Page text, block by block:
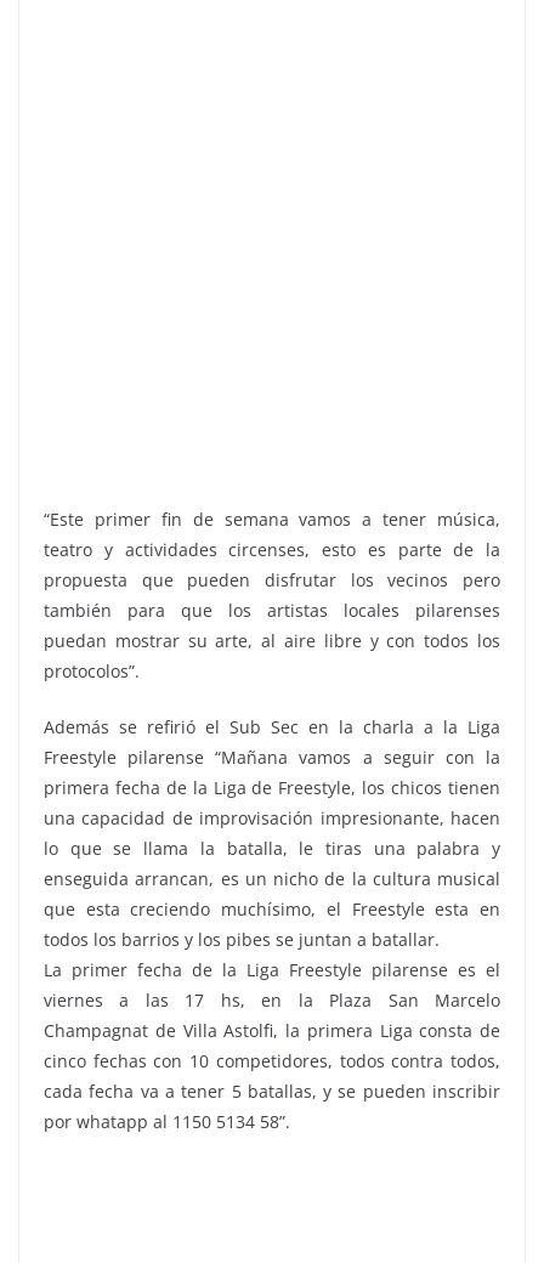
“Este primer fin de semana vamos a tener música,
teatro y actividades circenses, esto es parte de la
propuesta que pueden disfrutar los vecinos pero
también para que los artistas locales pilarenses
puedan mostrar su arte, al aire libre y con todos los
protocolos”.
Además se refirió el Sub Sec en la charla a la Liga
Freestyle pilarense “Mañana vamos a seguir con la
primera fecha de la Liga de Freestyle, los chicos tienen
una capacidad de improvisación impresionante, hacen
lo que se llama la batalla, le tiras una palabra y
enseguida arrancan, es un nicho de la cultura musical
que esta creciendo muchísimo, el Freestyle esta en
todos los barrios y los pibes se juntan a batallar.
La primer fecha de la Liga Freestyle pilarense es el
viernes a las 17 hs, en la Plaza San Marcelo
Champagnat de Villa Astolfi, la primera Liga consta de
cinco fechas con 10 competidores, todos contra todos,
cada fecha va a tener 5 batallas, y se pueden inscribir
por whatapp al 1150 5134 58”.